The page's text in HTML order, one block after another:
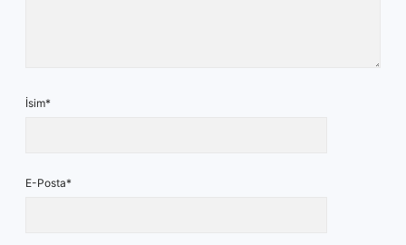
İsim*
E-Posta*